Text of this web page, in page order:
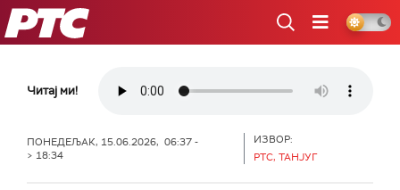
РТС
Читај ми!
ПОНЕДЕЉАК, 15.06.2026, 06:37 -
> 18:34
ИЗВОР:
РТС, ТАНЈУГ